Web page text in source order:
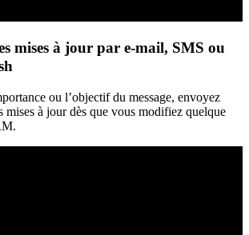
mises à jour par e-mail, SMS ou
ou l’objectif du message, envoyez
mises à jour dès que vous modifiez quelque